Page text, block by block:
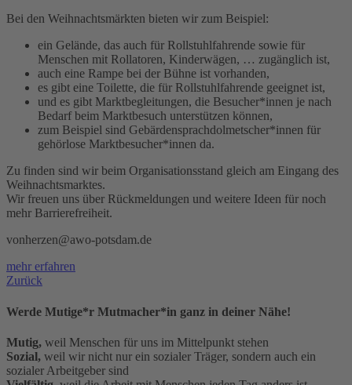
Bei den Weihnachtsmärkten bieten wir zum Beispiel:
ein Gelände, das auch für Rollstuhlfahrende sowie für
Menschen mit Rollatoren, Kinderwägen, … zugänglich ist,
auch eine Rampe bei der Bühne ist vorhanden,
es gibt eine Toilette, die für Rollstuhlfahrende geeignet ist,
und es gibt Marktbegleitungen, die Besucher*innen je nach
Bedarf beim Marktbesuch unterstützen können,
zum Beispiel sind Gebärdensprachdolmetscher*innen für
gehörlose Marktbesucher*innen da.
Zu finden sind wir beim Organisationsstand gleich am Eingang des
Weihnachtsmarktes.
Wir freuen uns über Rückmeldungen und weitere Ideen für noch
mehr Barrierefreiheit.
vonherzen@awo-potsdam.de
mehr erfahren
Zurück
Werde Mutige*r Mutmacher*in ganz in deiner Nähe!
Mutig, weil Menschen für uns im Mittelpunkt stehen
Sozial, weil wir nicht nur ein sozialer Träger, sondern auch ein
sozialer Arbeitgeber sind